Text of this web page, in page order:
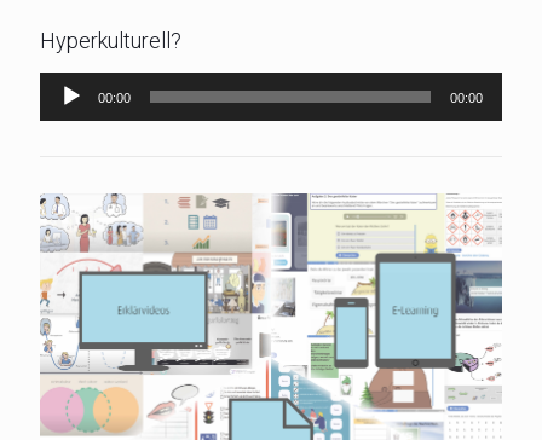
Hyperkulturell?
Audio-
Player
00:00 00:00